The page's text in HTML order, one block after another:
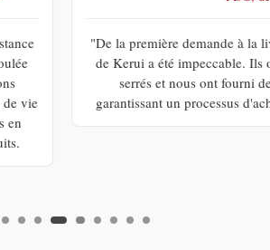
à la livraison finale, le service client
Ils ont tenu compte de nos délais
fourni des mises à jour régulières,
d'achat sans heurts et sans stress."